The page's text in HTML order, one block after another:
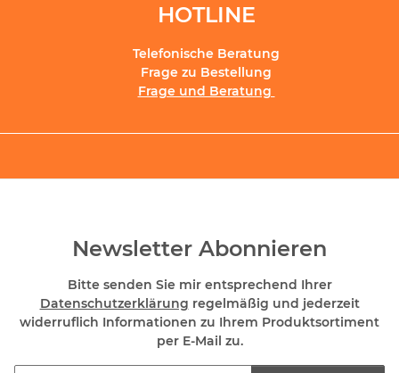
HOTLINE
Telefonische Beratung
Frage zu Bestellung
Frage und Beratung
Newsletter Abonnieren
Bitte senden Sie mir entsprechend Ihrer
Datenschutzerklärung regelmäßig und jederzeit
widerruflich Informationen zu Ihrem Produktsortiment
per E-Mail zu.